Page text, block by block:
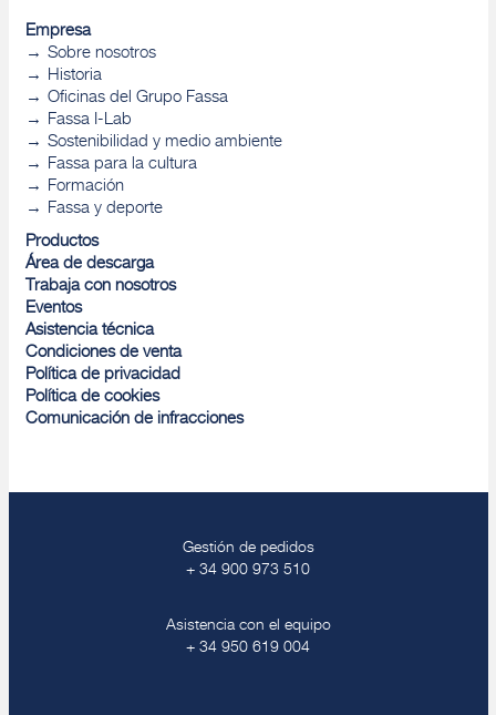
Empresa
Sobre nosotros
Historia
Oficinas del Grupo Fassa
Fassa I-Lab
Sostenibilidad y medio ambiente
Fassa para la cultura
Formación
Fassa y deporte
Productos
Área de descarga
Trabaja con nosotros
Eventos
Asistencia técnica
Condiciones de venta
Política de privacidad
Política de cookies
Comunicación de infracciones
Gestión de pedidos
+ 34 900 973 510
Asistencia con el equipo
+ 34 950 619 004